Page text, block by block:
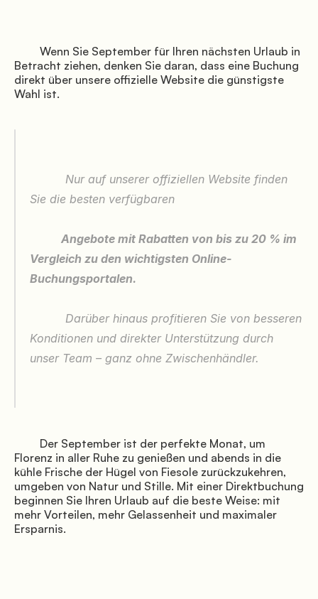
               Veranstaltungen
Betracht ziehen, denken Sie daran, dass eine Buchung
direkt über unsere offizielle Website die günstigste
Wahl ist.
Sie die besten verfügbaren
Vergleich zu den wichtigsten Online-
Buchungsportalen.
Konditionen und direkter Unterstützung durch
unser Team – ganz ohne Zwischenhändler.
Florenz in aller Ruhe zu genießen und abends in die
kühle Frische der Hügel von Fiesole zurückzukehren,
umgeben von Natur und Stille. Mit einer Direktbuchung
beginnen Sie Ihren Urlaub auf die beste Weise: mit
mehr Vorteilen, mehr Gelassenheit und maximaler
Ersparnis.